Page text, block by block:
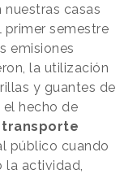
nuestras casas
primer semestre
emisiones
la utilización
y guantes de
hecho de
transporte
público cuando
la actividad,